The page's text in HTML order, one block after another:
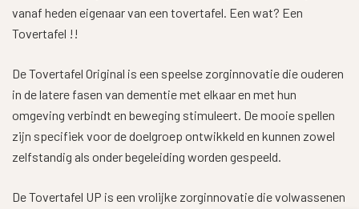
vanaf heden eigenaar van een tovertafel. Een wat? Een
Tovertafel !!
De Tovertafel Original is een speelse zorginnovatie die ouderen
in de latere fasen van dementie met elkaar en met hun
omgeving verbindt en beweging stimuleert. De mooie spellen
zijn specifiek voor de doelgroep ontwikkeld en kunnen zowel
zelfstandig als onder begeleiding worden gespeeld.
De Tovertafel UP is een vrolijke zorginnovatie die volwassenen